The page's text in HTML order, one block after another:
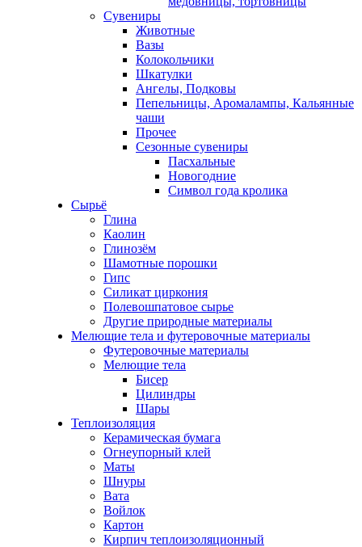
Сувениры
Животные
Вазы
Колокольчики
Шкатулки
Ангелы, Подковы
Пепельницы, Аромалампы, Кальянные
чаши
Прочее
Сезонные сувениры
Пасхальные
Новогодние
Символ года кролика
Сырьё
Глина
Каолин
Глинозём
Шамотные порошки
Гипс
Силикат циркония
Полевошпатовое сырье
Другие природные материалы
Мелющие тела и футеровочные материалы
Футеровочные материалы
Мелющие тела
Бисер
Цилиндры
Шары
Теплоизоляция
Керамическая бумага
Огнеупорный клей
Маты
Шнуры
Вата
Войлок
Картон
Кирпич теплоизоляционный